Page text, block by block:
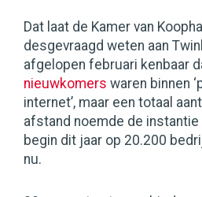
Dat laat de Kamer van
desgevraagd weten aan
afgelopen februari kenbaar
nieuwkomers waren binnen
internet’, maar een totaal
afstand noemde de instantie
begin dit jaar op 20.200
nu.